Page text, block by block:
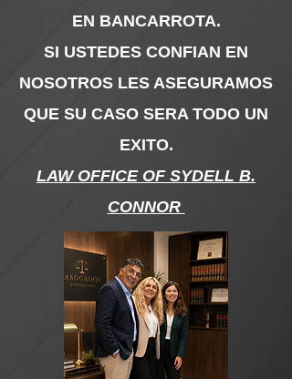
EN BANCARROTA.
SI USTEDES CONFIAN EN
NOSOTROS LES ASEGURAMOS
QUE SU CASO SERA TODO UN
EXITO.
LAW OFFICE OF SYDELL B.
CONNOR